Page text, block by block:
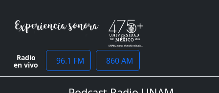
Radio
en vivo 96.1 FM 860 AM